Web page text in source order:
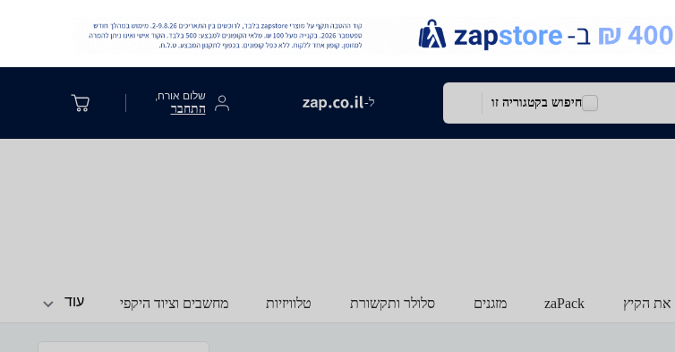
חיפוש בקטגוריה זו ל- שלום אורח,
התחבר
את הקיץ zaPack מזגנים סלולר ותקשורת טלוויזיות מחשבים וציוד היקפי עוד